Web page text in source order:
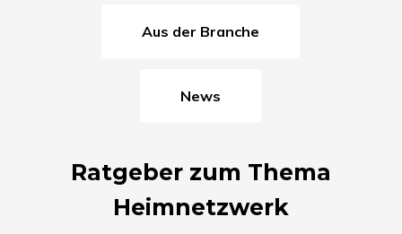
Aus der Branche
News
Ratgeber zum Thema
Heimnetzwerk